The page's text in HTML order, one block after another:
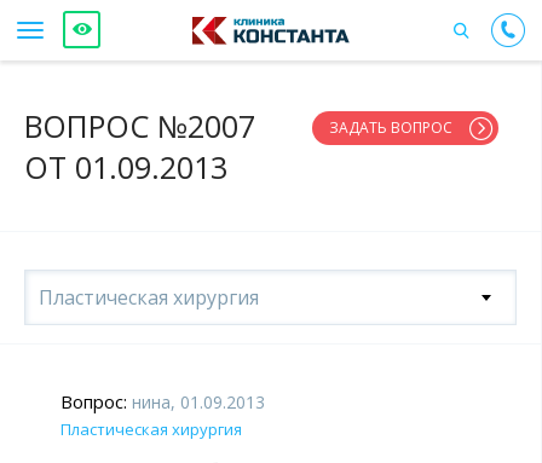
ВОПРОС №2007
ОТ 01.09.2013
ЗАДАТЬ ВОПРОС
Пластическая хирургия
Вопрос: нина, 01.09.2013
Пластическая хирургия